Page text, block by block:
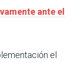
ante el
el